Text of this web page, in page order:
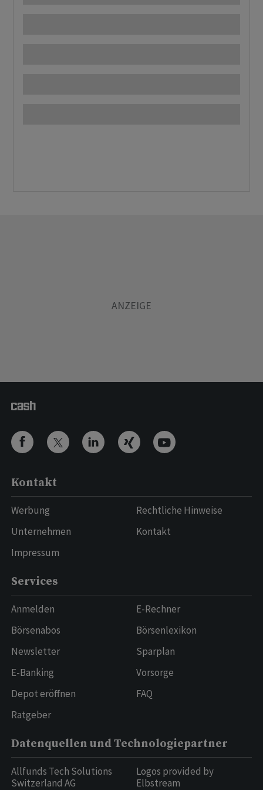
Kontakt
Werbung
Unternehmen
Impressum
Rechtliche Hinweise
Kontakt
Services
Anmelden
Börsenabos
Newsletter
E-Banking
Depot eröffnen
Ratgeber
E-Rechner
Börsenlexikon
Sparplan
Vorsorge
FAQ
Datenquellen und Technologiepartner
Allfunds Tech Solutions
Switzerland AG
Logos provided by
Elbstream